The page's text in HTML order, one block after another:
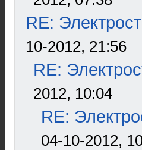
RE:
10-2012, 21:56
RE:
2012, 10:04
RE:
04-10-2012,